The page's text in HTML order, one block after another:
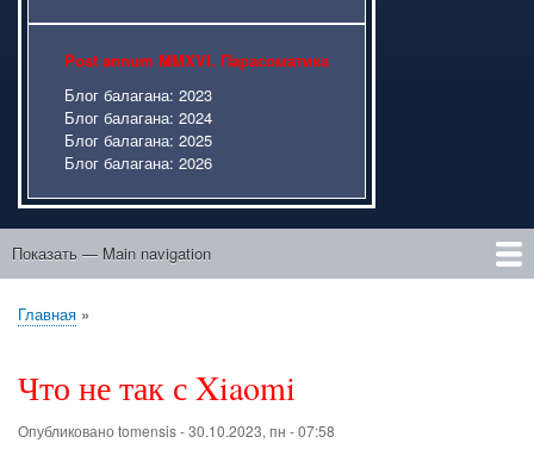
Post annum MMXVI. Парасоматика
Блог балагана: 2023
Блог балагана: 2024
Блог балагана: 2025
Блог балагана: 2026
Main
Показать — Main navigation
Главная
Этический портфель
Подвисший курсовик
Liber de ente
Мысли внаброс
После "Трилогии"
Люди идут по свету
Проза о юности
Парасоматика
К Музе
Строка
Главная
Что не так с Xiaomi
Опубликовано tomensis-30.10.2023, пн - 07:58